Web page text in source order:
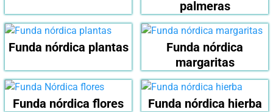
palmeras
Funda nórdica plantas
Funda nórdica
margaritas
Funda nórdica flores Funda nórdica hierba